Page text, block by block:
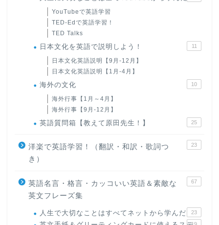
YouTubeで英語学習
TED-Edで英語学習！
TED Talks
日本文化を英語で説明しよう！ 11
日本文化英語説明【9月-12月】
日本文化英語説明【1月-4月】
海外の文化 10
海外行事【1月～4月】
海外行事【9月-12月】
英語質問箱【教えて原田先生！】 25
洋楽で英語学習！（翻訳・和訳・歌詞つ
き）
23
英語名言・格言・カッコいい英語＆素敵な
英文フレーズ集
67
人生で大切なことはすべてネットから学んだ 23